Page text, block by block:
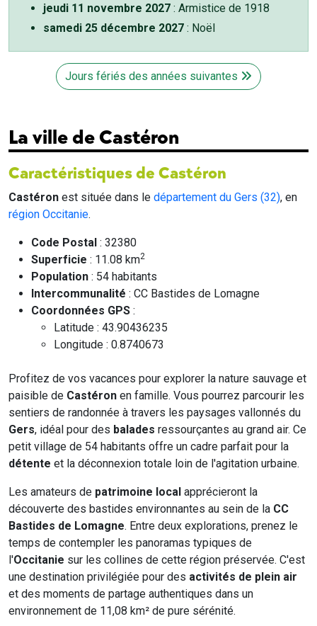
jeudi 11 novembre 2027 : Armistice de 1918
samedi 25 décembre 2027 : Noël
Jours fériés des années suivantes
La ville de Castéron
Caractéristiques de Castéron
Castéron est située dans le département du Gers (32), en
région Occitanie.
Code Postal : 32380
Superficie : 11.08 km2
Population : 54 habitants
Intercommunalité : CC Bastides de Lomagne
Coordonnées GPS :
Latitude : 43.90436235
Longitude : 0.8740673
Profitez de vos vacances pour explorer la nature sauvage et
paisible de Castéron en famille. Vous pourrez parcourir les
sentiers de randonnée à travers les paysages vallonnés du
Gers, idéal pour des balades ressourçantes au grand air. Ce
petit village de 54 habitants offre un cadre parfait pour la
détente et la déconnexion totale loin de l'agitation urbaine.
Les amateurs de patrimoine local apprécieront la
découverte des bastides environnantes au sein de la CC
Bastides de Lomagne. Entre deux explorations, prenez le
temps de contempler les panoramas typiques de
l'Occitanie sur les collines de cette région préservée. C'est
une destination privilégiée pour des activités de plein air
et des moments de partage authentiques dans un
environnement de 11,08 km² de pure sérénité.